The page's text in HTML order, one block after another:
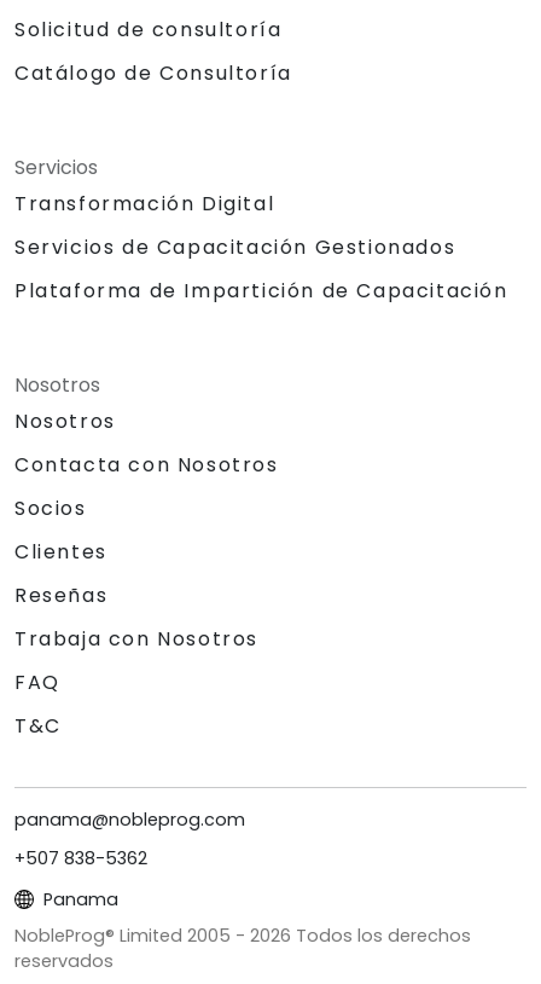
Solicitud de consultoría
Catálogo de Consultoría
Servicios
Transformación Digital
Servicios de Capacitación Gestionados
Plataforma de Impartición de Capacitación
Nosotros
Nosotros
Contacta con Nosotros
Socios
Clientes
Reseñas
Trabaja con Nosotros
FAQ
T&C
panama@nobleprog.com
+507 838-5362
Panama
NobleProg® Limited 2005 - 2026 Todos los derechos
reservados